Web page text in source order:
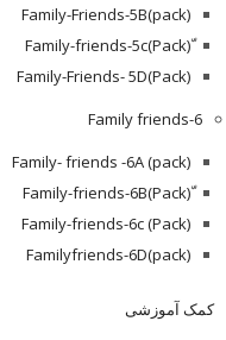
(pack)Family-Friends-5B
ّ(Pack)Family-friends-5c
Family-Friends- 5D(Pack)
Family friends-6
Family- friends -6A (pack)
Family-friends-6c (Pack)
Familyfriends-6D(pack)
کمک آموزشی